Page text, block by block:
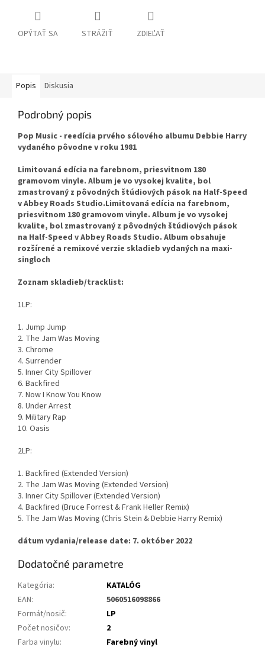
OPÝTAŤ SA STRÁŽIŤ ZDIEĽAŤ
Popis Diskusia
Podrobný popis
Pop Music - reedícia prvého sólového albumu Debbie Harry
vydaného pôvodne v roku 1981
Limitovaná edícia na farebnom, priesvitnom 180
gramovom vinyle. Album je vo vysokej kvalite, bol
zmastrovaný z pôvodných štúdiových pások na Half-Speed
v Abbey Roads Studio.Limitovaná edícia na farebnom,
priesvitnom 180 gramovom vinyle. Album je vo vysokej
kvalite, bol zmastrovaný z pôvodných štúdiových pások
na Half-Speed v Abbey Roads Studio. Album obsahuje
rozšírené a remixové verzie skladieb vydaných na maxi-
singloch
Zoznam skladieb/tracklist:
1LP:
1. Jump Jump
2. The Jam Was Moving
3. Chrome
4. Surrender
5. Inner City Spillover
6. Backfired
7. Now I Know You Know
8. Under Arrest
9. Military Rap
10. Oasis
2LP:
1. Backfired (Extended Version)
2. The Jam Was Moving (Extended Version)
3. Inner City Spillover (Extended Version)
4. Backfired (Bruce Forrest & Frank Heller Remix)
5. The Jam Was Moving (Chris Stein & Debbie Harry Remix)
dátum vydania/release date: 7. október 2022
Dodatočné parametre
Kategória:
KATALÓG
EAN:
5060516098866
Formát/nosič:
LP
Počet nosičov:
2
Farba vinylu:
Farebný vinyl